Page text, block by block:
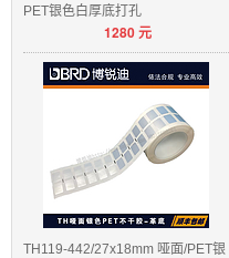
PET银色白厚底打孔
1280元
TH119-442/27x18mm 哑面/PET银